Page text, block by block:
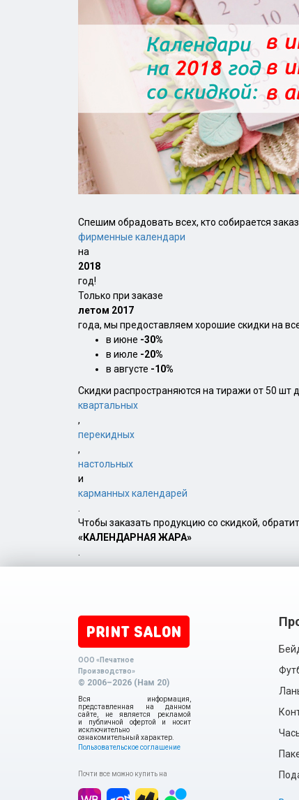
Спешим обрадовать всех, кто собирается
фирменные календари
на
2018
год!
Только при заказе
летом 2017
года, мы предоставляем хорошие скидки на
в июне -30%
в июле -20%
в августе -10%
Скидки распространяются на тиражи от 50 шт
квартальных
,
перекидных
,
настольных
и
карманных календарей
Чтобы заказать продукцию со скидкой,
«КАЛЕНДАРНАЯ ЖАРА»
ООО «Печатное
Производство»
© 2006–2026 (Нам 20)
Вся информация,
представленная на данном
сайте, не является рекламой
и публичной офертой и носит
исключительно
ознакомительный характер.
Пользовательское соглашение
Почти все можно купить на